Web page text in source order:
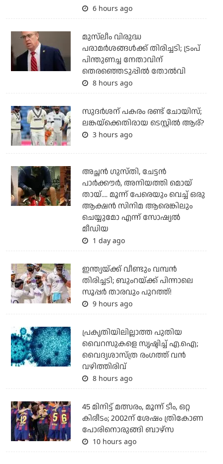
6 hours ago
മുസ്‌ലീം വിരുദ്ധ
പരാമര്‍ശങ്ങള്‍ക്ക് തിരിച്ചടി; ട്രംപ്
പിന്തുണച്ച നേതാവിന്
തെരഞ്ഞെടുപ്പില്‍ തോല്‍വി
8 hours ago
സുദര്‍ശന് പകരം രണ്ട് ചോയിസ്;
ലങ്കയ്‌ക്കെതിരായ ടെസ്റ്റില്‍ ആര്?
3 hours ago
അച്ഛന്‍ ഗുസ്തി, ചേട്ടന്‍
പാര്‍ക്കൗര്‍, അനിയത്തി മൊയ്
തായ്.... മൂന്ന് പേരെയും വെച്ച് ഒരു
ആക്ഷന്‍ സിനിമ ആരെങ്കിലും
ചെയ്യുമോ എന്ന് സോഷ്യല്‍
മീഡിയ
1 day ago
ഇന്ത്യയ്ക്ക് വീണ്ടും വമ്പന്‍
തിരിച്ചടി; ബുംറയ്ക്ക് പിന്നാലെ
സൂപ്പര്‍ താരവും പുറത്ത്!
9 hours ago
പ്രകൃതിയിലില്ലാത്ത പുതിയ
വൈറസുകളെ സൃഷ്ടിച്ച് എ.ഐ;
വൈദ്യശാസ്ത്ര രംഗത്ത് വന്‍
വഴിത്തിരിവ്
8 hours ago
45 മിനിട്ട് മത്സരം, മൂന്ന് ടീം, ഒറ്റ
കിരീടം; 2002ന് ശേഷം ത്രികോണ
പോരിനൊരുങ്ങി ബാഴ്‌സ
10 hours ago